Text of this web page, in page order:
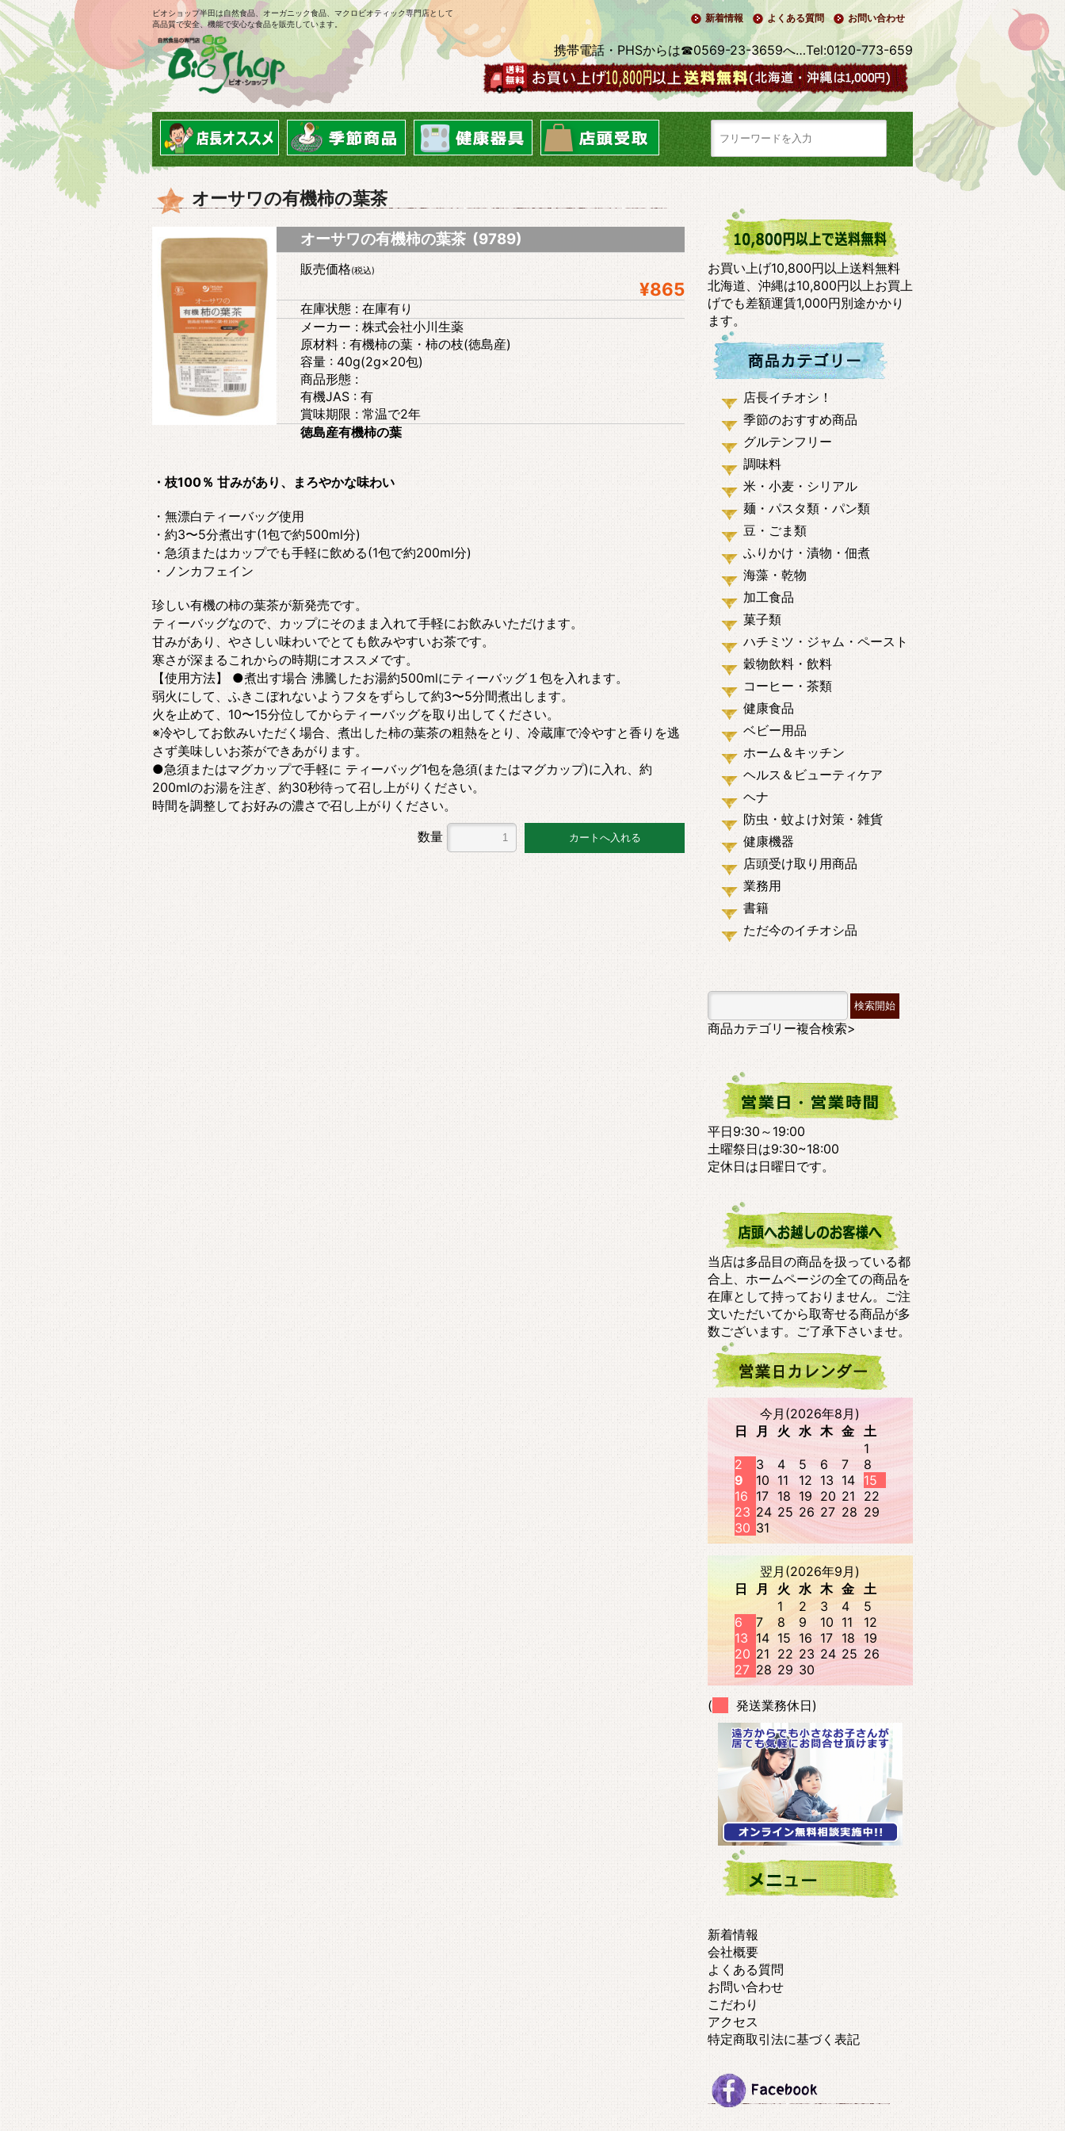
ビオショップ半田は自然食品、オーガニック食品、マクロビオティック専門店として
高品質で安全、機能で安心な食品を販売しています。
新着情報 よくある質問 お問い合わせ
携帯電話・PHSからは☎0569-23-3659へ…Tel:0120-773-659
オーサワの有機柿の葉茶
オーサワの有機柿の葉茶 (9789)
販売価格(税込)
¥865
在庫状態 : 在庫有り
メーカー : 株式会社小川生薬
原材料 : 有機柿の葉・柿の枝(徳島産)
容量 : 40g(2g×20包)
商品形態 :
有機JAS : 有
賞味期限 : 常温で2年
徳島産有機柿の葉
・枝100％ 甘みがあり、まろやかな味わい
・無漂白ティーバッグ使用
・約3〜5分煮出す(1包で約500ml分)
・急須またはカップでも手軽に飲める(1包で約200ml分)
・ノンカフェイン
珍しい有機の柿の葉茶が新発売です。
ティーバッグなので、カップにそのまま入れて手軽にお飲みいただけます。
甘みがあり、やさしい味わいでとても飲みやすいお茶です。
寒さが深まるこれからの時期にオススメです。
【使用方法】 ●煮出す場合 沸騰したお湯約500mlにティーバッグ１包を入れます。
弱火にして、ふきこぼれないようフタをずらして約3〜5分間煮出します。
火を止めて、10〜15分位してからティーバッグを取り出してください。
※冷やしてお飲みいただく場合、煮出した柿の葉茶の粗熱をとり、冷蔵庫で冷やすと香りを逃
さず美味しいお茶ができあがります。
●急須またはマグカップで手軽に ティーバッグ1包を急須(またはマグカップ)に入れ、約
200mlのお湯を注ぎ、約30秒待って召し上がりください。
時間を調整してお好みの濃さで召し上がりください。
数量
お買い上げ10,800円以上送料無料
北海道、沖縄は10,800円以上お買上
げでも差額運賃1,000円別途かかり
ます。
店長イチオシ！
季節のおすすめ商品
グルテンフリー
調味料
米・小麦・シリアル
麺・パスタ類・パン類
豆・ごま類
ふりかけ・漬物・佃煮
海藻・乾物
加工食品
菓子類
ハチミツ・ジャム・ペースト
穀物飲料・飲料
コーヒー・茶類
健康食品
ベビー用品
ホーム＆キッチン
ヘルス＆ビューティケア
ヘナ
防虫・蚊よけ対策・雑貨
健康機器
店頭受け取り用商品
業務用
書籍
ただ今のイチオシ品
商品カテゴリー複合検索>
平日9:30～19:00
土曜祭日は9:30~18:00
定休日は日曜日です。
当店は多品目の商品を扱っている都
合上、ホームページの全ての商品を
在庫として持っておりません。ご注
文いただいてから取寄せる商品が多
数ございます。ご了承下さいませ。
今月(2026年8月)
日
月 火 水 木 金
土
1
2
3 4 5 6 7
8
9
10 11 12 13 14
15
16 17 18 19 20 21
22
23 24 25 26 27 28 29
30 31
翌月(2026年9月)
日
月 火 水 木 金
土
1
2 3 4
5
6
7 8 9 10 11
12
13 14 15 16 17 18
19
20 21 22 23 24 25 26
27 28 29 30
( 発送業務休日)
新着情報
会社概要
よくある質問
お問い合わせ
こだわり
アクセス
特定商取引法に基づく表記